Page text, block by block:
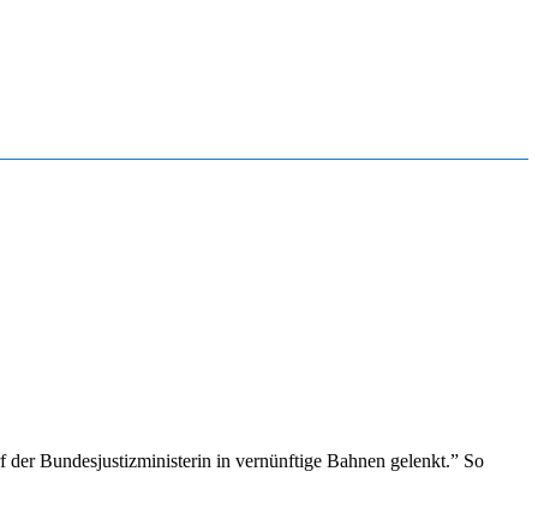
Bundesjustizministerin in vernünftige Bahnen gelenkt.” So